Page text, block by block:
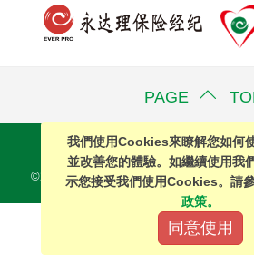
PAGE
站內搜尋｜簡體
©2016 EVERPRO Insurance Brokers
我們使用Cookies來瞭解您如何
並改善您的體驗。如繼續使用我
示您接受我們使用Cookies。請
政策。
同意使用